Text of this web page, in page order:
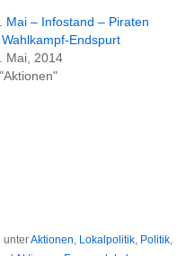
Mai – Infostand – Piraten
Wahlkampf-Endspurt
Mai, 2014
unterAktionen, Lokalpolitik, Politik,